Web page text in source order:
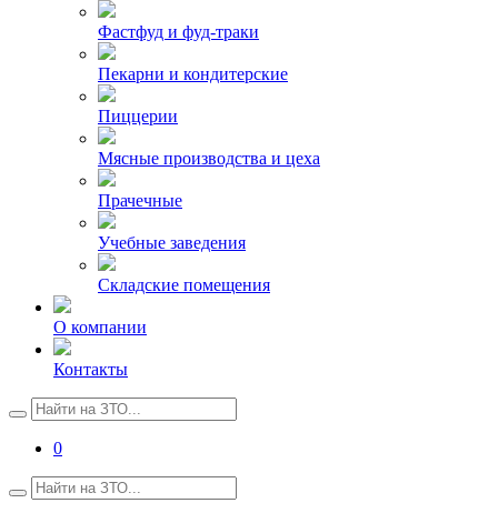
Фастфуд и фуд-траки
Пекарни и кондитерские
Пиццерии
Мясные производства и цеха
Прачечные
Учебные заведения
Складские помещения
О компании
Контакты
0